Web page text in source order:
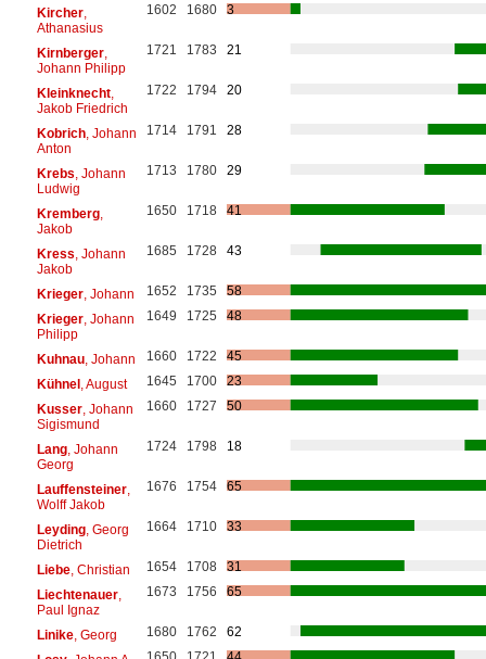
Kircher,
Athanasius
1602 1680 3
Kirnberger,
Johann Philipp
1721 1783 21
Kleinknecht,
Jakob Friedrich
1722 1794 20
Kobrich, Johann
Anton
1714 1791 28
Krebs , Johann
Ludwig
1713 1780 29
Kremberg,
Jakob
1650 1718 41
Kress , Johann
Jakob
1685 1728 43
Krieger, Johann 1652 1735
58
Krieger, Johann
Philipp
1649 1725 48
Kuhnau, Johann 1660 1722
45
Kühnel, August 1645 1700
23
Kusser, Johann
Sigismund
1660 1727 50
Lang, Johann
Georg
1724 1798 18
Lauffensteiner,
Wolff Jakob
1676 1754 65
Leyding, Georg
Dietrich
1664 1710 33
Liebe, Christian 1654 1708
31
Liechtenauer,
Paul Ignaz
1673 1756 65
Linike, Georg 1680 1762
62